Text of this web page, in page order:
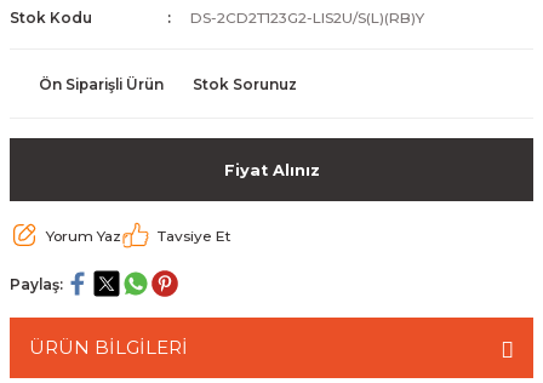
Merkezi Altyapısı
Stok Kodu
DS-2CD2T123G2-LIS2U/S(L)(RB)Y
Ön Siparişli Ürün Stok Sorunuz
Fiyat Alınız
Yorum Yaz Tavsiye Et
Paylaş:
ÜRÜN BİLGİLERİ